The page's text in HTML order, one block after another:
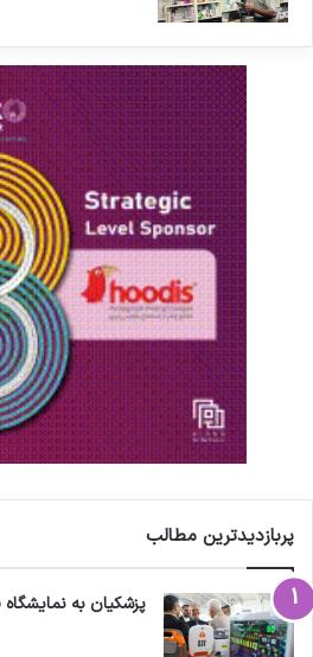
كردن قيمت‌ها سهيم باشد. با
كه لازم است مسوولان و
ابتدايي‌ترين اصول و نظريه
اصلاح مسير خود اقدام كنند؟»
مديرعامل سابق صندوق بيمه
تحليل برخي ديگر از نتايج
«اغلب نظرسنجي‌هايي كه
انجام مي‌شد، حكايت از
70درصد بيمه‌شدگان، از
درماني تحت پوشش بيمه
نظرسنجي ايسپا هم، همين
سطح رضايتمندي از
مي‌كنند، اگر روزبه‌روز، فشار
بيمه‌گر بيشتر شود و اين
پربازدیدترین مطالب
پزشکیان به